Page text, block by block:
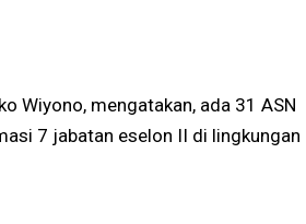
Wiyono, mengatakan, ada 31 ASN
7 jabatan eselon II di lingkungan